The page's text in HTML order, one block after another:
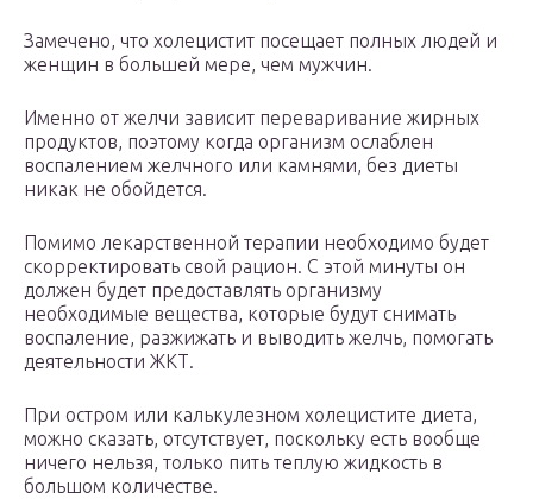
Замечено, что холецистит посещает полных людей и
женщин в большей мере, чем мужчин.
Именно от желчи зависит переваривание жирных
продуктов, поэтому когда организм ослаблен
воспалением желчного или камнями, без диеты
никак не обойдется.
Помимо лекарственной терапии необходимо будет
скорректировать свой рацион. С этой минуты он
должен будет предоставлять организму
необходимые вещества, которые будут снимать
воспаление, разжижать и выводить желчь, помогать
деятельности ЖКТ.
При остром или калькулезном холецистите диета,
можно сказать, отсутствует, поскольку есть вообще
ничего нельзя, только пить теплую жидкость в
большом количестве.